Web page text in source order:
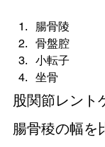
腸骨陵
骨盤腔
小転子
坐骨
股関節レン
腸骨稜の幅を